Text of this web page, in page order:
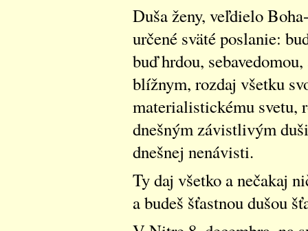
Duša ženy, veľdielo
určené sväté poslanie:
buď hrdou,
blížnym, rozdaj všetku
materialistickému svetu,
dnešným závistlivým
dnešnej nenávisti.
Ty daj všetko a nečakaj
a budeš šťastnou dušou